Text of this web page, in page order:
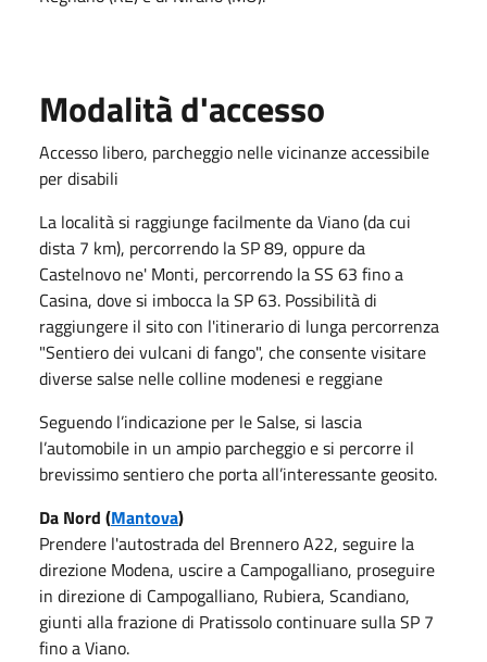
Modalità d'accesso
Accesso libero, parcheggio nelle vicinanze accessibile
per disabili
La località si raggiunge facilmente da Viano (da cui
dista 7 km), percorrendo la SP 89, oppure da
Castelnovo ne' Monti, percorrendo la SS 63 fino a
Casina, dove si imbocca la SP 63. Possibilità di
raggiungere il sito con l'itinerario di lunga percorrenza
"Sentiero dei vulcani di fango", che consente visitare
diverse salse nelle colline modenesi e reggiane
Seguendo l’indicazione per le Salse, si lascia
l’automobile in un ampio parcheggio e si percorre il
brevissimo sentiero che porta all’interessante geosito.
Da Nord (Mantova)
Prendere l'autostrada del Brennero A22, seguire la
direzione Modena, uscire a Campogalliano, proseguire
in direzione di Campogalliano, Rubiera, Scandiano,
giunti alla frazione di Pratissolo continuare sulla SP 7
fino a Viano.